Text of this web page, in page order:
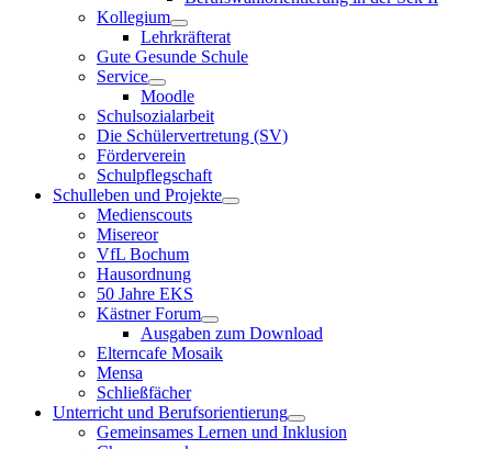
Kollegium
Lehrkräfterat
Gute Gesunde Schule
Service
Moodle
Schulsozialarbeit
Die Schülervertretung (SV)
Förderverein
Schulpflegschaft
Schulleben und Projekte
Medienscouts
Misereor
VfL Bochum
Hausordnung
50 Jahre EKS
Kästner Forum
Ausgaben zum Download
Elterncafe Mosaik
Mensa
Schließfächer
Unterricht und Berufsorientierung
Gemeinsames Lernen und Inklusion